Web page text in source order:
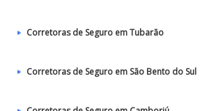
Corretoras de Seguro em Tubarão
Corretoras de Seguro em São Bento do Sul